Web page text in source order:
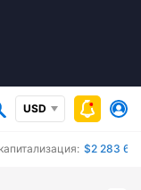
USD
$2 283